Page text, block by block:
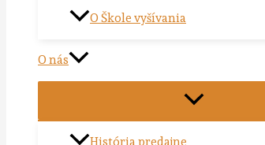
O Škole vyšívania
O nás
História predajne